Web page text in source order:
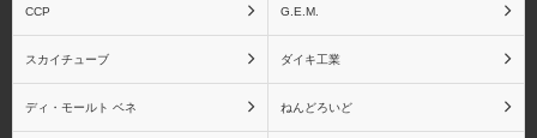
CCP G.E.M.
スカイチューブ ダイキ工業
ディ・モールト ベネ ねんどろいど